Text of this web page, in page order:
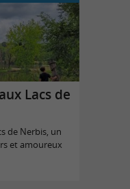
Lacs de
de Nerbis, un
et amoureux